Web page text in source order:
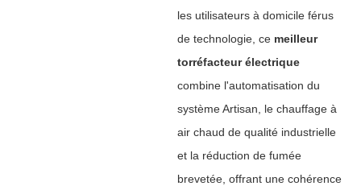
les utilisateurs à domicile férus
de technologie, ce ‌ meilleur
torréfacteur électrique‌
combine l'automatisation du
système Artisan, le chauffage à
air chaud de qualité industrielle
et la réduction de fumée
brevetée, offrant une cohérence